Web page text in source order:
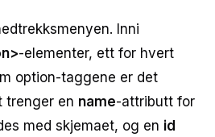
Inni
-elementer, ett for hvert
option-taggene er det
trenger en name-attributt for
med skjemaet, og en id